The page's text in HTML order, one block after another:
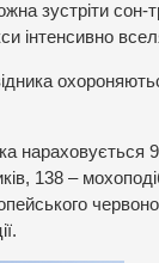
зустріти
інтенсивно
138 –